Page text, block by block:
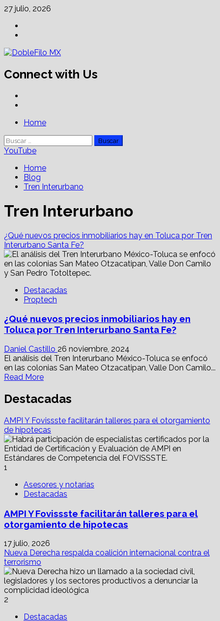
Skip
content
27 julio, 2026
Connect with Us
PrimaryHome
Buscar:
YouTube
Home
Blog
Tren Interurbano
Tren Interurbano
¿Qué nuevos precios inmobiliarios hay en Toluca por Tren
Interurbano Santa Fe?
Destacadas
Proptech
¿Qué nuevos precios inmobiliarios hay en
Toluca por Tren Interurbano Santa Fe?
Daniel Castillo 26 noviembre, 2024
El análisis del Tren Interurbano México-Toluca se enfocó
en las colonias San Mateo Otzacatipan, Valle Don Camilo...
Read MoreRead
about
¿Qué
precios
inmobiliarios
hay
en
Toluca
Interurbano
Santa
Fe?
Destacadas
AMPI Y Fovissste facilitarán talleres para el otorgamiento
de hipotecas
1
Asesores y notarías
Destacadas
AMPI Y Fovissste facilitarán talleres para el
otorgamiento de hipotecas
17 julio, 2026
Nueva Derecha respalda coalición internacional contra el
terrorismo
2
Destacadas